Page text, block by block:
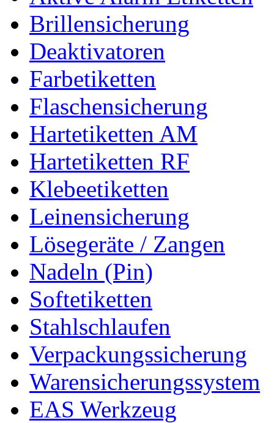
Brillensicherung
Deaktivatoren
Farbetiketten
Flaschensicherung
Hartetiketten AM
Hartetiketten RF
Klebeetiketten
Leinensicherung
Lösegeräte / Zangen
Nadeln (Pin)
Softetiketten
Stahlschlaufen
Verpackungssicherung
Warensicherungssystem
EAS Werkzeug